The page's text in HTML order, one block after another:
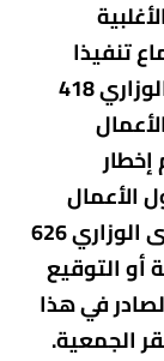
تنفيذا
لحكم المادة الخامسة من القرار الوزاري 418
الأعمال
بالوسيلة المنصوص عليها بالقرارى الوزاري 626
مسجلة أو التوقيع
في هذا
الجمعية.